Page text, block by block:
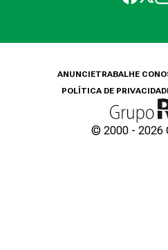
ANUNCIETRABALHE
POLÍTICA DE
© 2000 - 2026